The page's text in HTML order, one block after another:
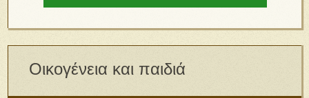
Οικογένεια και παιδιά